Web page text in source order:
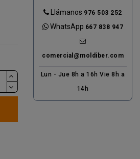
Llámanos 976 503 252
WhatsApp 667 838 947
comercial@moldiber.com
Lun - Jue 8h a 16h Vie 8h a
14h